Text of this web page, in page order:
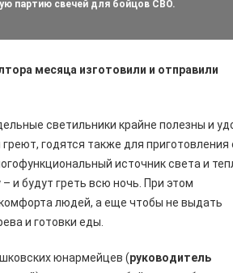
партию свечей для бойцов СВО.
месяца изготовили и отправили
светильники крайне полезны и
годятся также для приготовления
источник света и
и будут греть всю ночь. При этом
людей, а еще чтобы не выдать
и готовки еды.
юнармейцев (руководитель